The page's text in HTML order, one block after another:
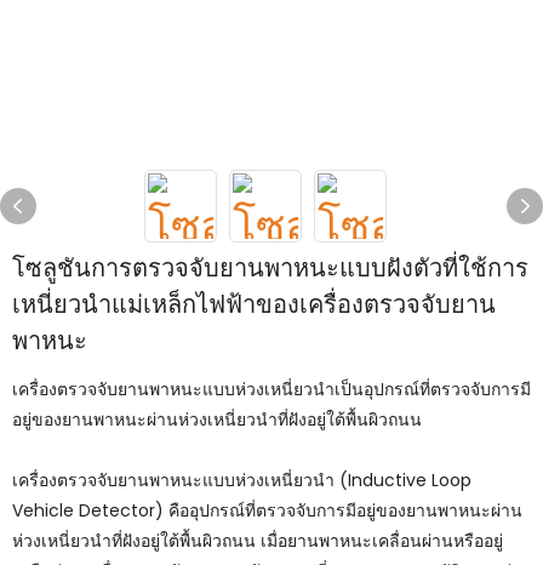
โซลูชันการตรวจจับยานพาหนะแบบฝังตัวที่ใช้การ
เหนี่ยวนำแม่เหล็กไฟฟ้าของเครื่องตรวจจับยาน
พาหนะ
เครื่องตรวจจับยานพาหนะแบบห่วงเหนี่ยวนำเป็นอุปกรณ์ที่ตรวจจับการมี
อยู่ของยานพาหนะผ่านห่วงเหนี่ยวนำที่ฝังอยู่ใต้พื้นผิวถนน
เครื่องตรวจจับยานพาหนะแบบห่วงเหนี่ยวนำ (Inductive Loop
Vehicle Detector) คืออุปกรณ์ที่ตรวจจับการมีอยู่ของยานพาหนะผ่าน
ห่วงเหนี่ยวนำที่ฝังอยู่ใต้พื้นผิวถนน เมื่อยานพาหนะเคลื่อนผ่านหรืออยู่